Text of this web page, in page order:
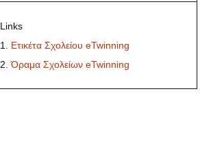
Links
1. Ετικέτα Σχολείου eTwinning
2.Όραμα Σχολείων eTwinning